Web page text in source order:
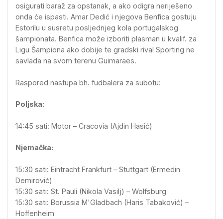
osigurati baraž za opstanak, a ako odigra neriješeno
onda će ispasti. Amar Dedić i njegova Benfica gostuju
Estorilu u susretu posljednjeg kola portugalskog
šampionata. Benfica može izboriti plasman u kvalif. za
Ligu Šampiona ako dobije te gradski rival Sporting ne
savlada na svom terenu Guimaraes.
Raspored nastupa bh. fudbalera za subotu:
Poljska:
14:45 sati: Motor – Cracovia (Ajdin Hasić)
Njemačka:
15:30 sati: Eintracht Frankfurt – Stuttgart (Ermedin
Demirović)
15:30 sati: St. Pauli (Nikola Vasilj) – Wolfsburg
15:30 sati: Borussia M'Gladbach (Haris Tabaković) –
Hoffenheim